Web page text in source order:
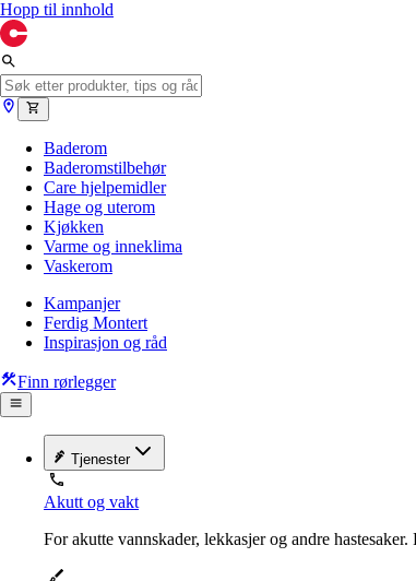
Hopp til innhold
Baderom
Baderomstilbehør
Care hjelpemidler
Hage og uterom
Kjøkken
Varme og inneklima
Vaskerom
Kampanjer
Ferdig Montert
Inspirasjon og råd
Finn rørlegger
Tjenester
Akutt og vakt
For akutte vannskader, lekkasjer og andre